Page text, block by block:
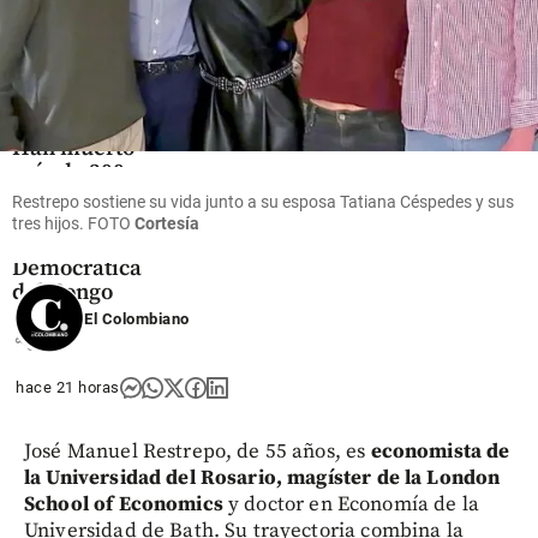
Mundo
Han muerto
más de 300
niños por
ébola en
Democrática
del Congo
share
Restrepo sostiene su vida junto a su esposa Tatiana Céspedes y sus
tres hijos. FOTO Cortesía
El Colombiano
hace 21 horas
José Manuel Restrepo, de 55 años, es economista de
la Universidad del Rosario, magíster de la London
School of Economicsy doctor en Economía de la
Universidad de Bath. Su trayectoria combina la